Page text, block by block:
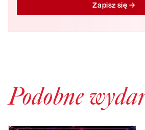
Zapisz się
Podobne